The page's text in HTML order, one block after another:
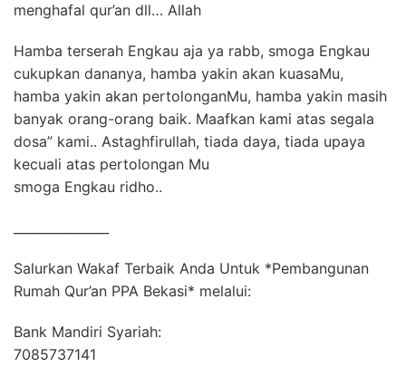
menghafal qur’an dll… Allah
Hamba terserah Engkau aja ya rabb, smoga Engkau
cukupkan dananya, hamba yakin akan kuasaMu,
hamba yakin akan pertolonganMu, hamba yakin masih
banyak orang-orang baik. Maafkan kami atas segala
dosa” kami.. Astaghfirullah, tiada daya, tiada upaya
kecuali atas pertolongan Mu
smoga Engkau ridho..
Salurkan Wakaf Terbaik Anda Untuk *Pembangunan
Rumah Qur’an PPA Bekasi* melalui:
Bank Mandiri Syariah:
7085737141